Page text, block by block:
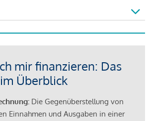
mir finanzieren: Das
Überblick
Die Gegenüberstellung von
Einnahmen und Ausgaben in einer